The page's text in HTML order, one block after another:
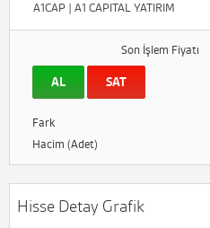
A1CAP | A1 CAPITAL YATIRIM
Son İşlem Fiyatı
AL SAT
Fark
Hacim (Adet)
Hisse Detay Grafik